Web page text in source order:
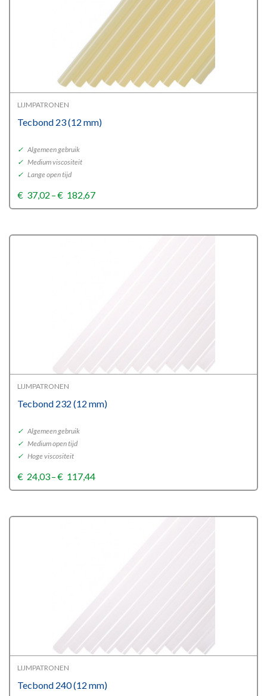
LIJMPATRONEN
Tecbond 23 (12 mm)
✓ Algemeen gebruik
✓ Medium viscositeit
✓ Lange open tijd
€ 37,02 –€ 182,67Price
range:
LIJMPATRONEN
Tecbond 232 (12 mm)
✓ Algemeen gebruik
✓ Medium open tijd
✓ Hoge viscositeit
€ 24,03–€ 117,44Price
range:
LIJMPATRONEN
Tecbond 240 (12 mm)